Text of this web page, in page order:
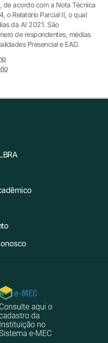
acordo com a Nota Técnica
o Relatório Parcial II, o qual
da AI 2021. São
de respondentes, médias
Presencial e EAD.